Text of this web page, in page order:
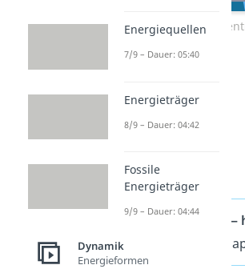
Zum Video:
Drehimpuls —
Energiequellen
7/9 – Dauer: 05:40
Energieträger
8/9 – Dauer: 04:42
Fossile
Energieträger
9/9 – Dauer: 04:44
Dynamik
Energieformen